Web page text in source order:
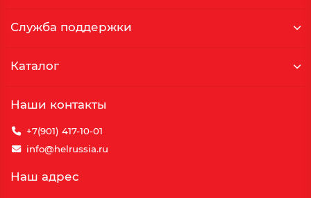
Служба поддержки
Каталог
Наши контакты
+7(901) 417-10-01
info@helrussia.ru
Наш адрес